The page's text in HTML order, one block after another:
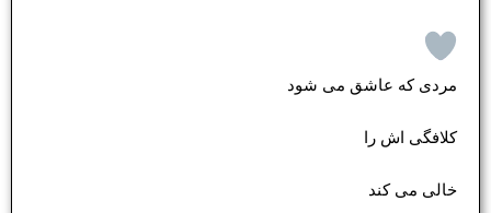
مردی که عاشق می شود
کلافگی اش را
خالی می کند